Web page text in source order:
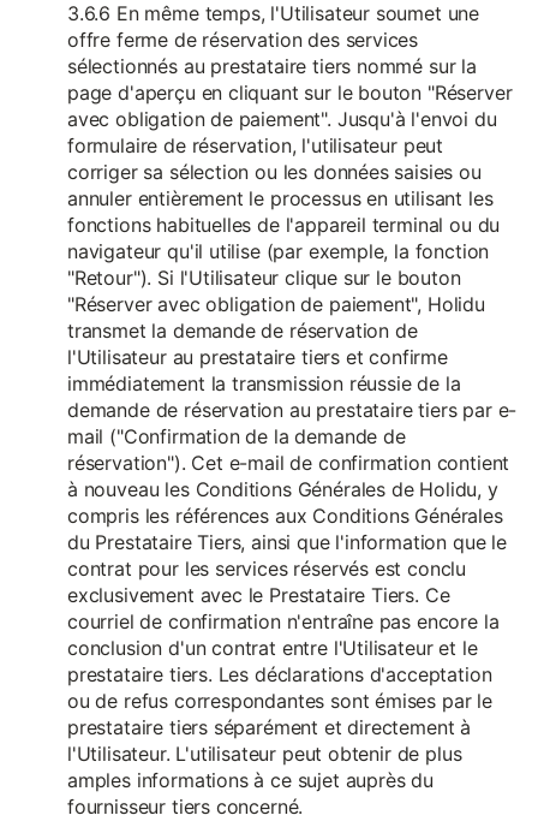
3.6.6 En même temps, l'Utilisateur soumet une
offre ferme de réservation des services
sélectionnés au prestataire tiers nommé sur la
page d'aperçu en cliquant sur le bouton "Réserver
avec obligation de paiement". Jusqu'à l'envoi du
formulaire de réservation, l'utilisateur peut
corriger sa sélection ou les données saisies ou
annuler entièrement le processus en utilisant les
fonctions habituelles de l'appareil terminal ou du
navigateur qu'il utilise (par exemple, la fonction
"Retour"). Si l'Utilisateur clique sur le bouton
"Réserver avec obligation de paiement", Holidu
transmet la demande de réservation de
l'Utilisateur au prestataire tiers et confirme
immédiatement la transmission réussie de la
demande de réservation au prestataire tiers par e-
mail ("Confirmation de la demande de
réservation"). Cet e-mail de confirmation contient
à nouveau les Conditions Générales de Holidu, y
compris les références aux Conditions Générales
du Prestataire Tiers, ainsi que l'information que le
contrat pour les services réservés est conclu
exclusivement avec le Prestataire Tiers. Ce
courriel de confirmation n'entraîne pas encore la
conclusion d'un contrat entre l'Utilisateur et le
prestataire tiers. Les déclarations d'acceptation
ou de refus correspondantes sont émises par le
prestataire tiers séparément et directement à
l'Utilisateur. L'utilisateur peut obtenir de plus
amples informations à ce sujet auprès du
fournisseur tiers concerné.